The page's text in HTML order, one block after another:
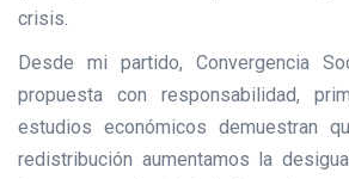
crisis.
Desde mi partido, Convergencia
propuesta con responsabilidad,
estudios económicos demuestran
redistribución aumentamos la